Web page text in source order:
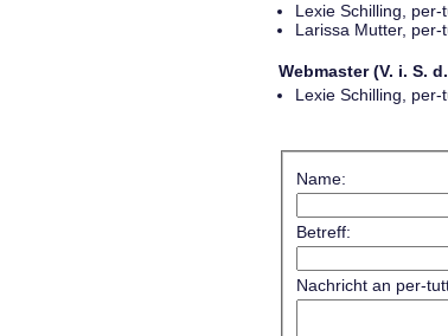
Lexie Schilling,
Larissa Mutter,
Webmaster (V. i. S.
Lexie Schilling,
Name:
Betreff:
Nachricht an per-